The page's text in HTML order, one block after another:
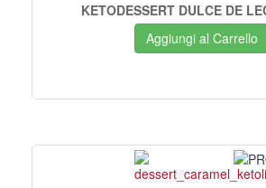
KETODESSERT DULCE DE
Aggiungi al Carrello